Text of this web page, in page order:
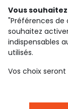
notre catalogue
Conditions
Politique de
Cookies et
Paramètres des
Vous
"Préférences de
souhaitez
indispensables
utilisés.
Vos choix seront